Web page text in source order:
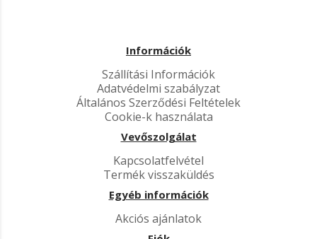
Információk
Szállítási Információk
Adatvédelmi szabályzat
Általános Szerződési Feltételek
Cookie-k használata
Vevőszolgálat
Kapcsolatfelvétel
Termék visszaküldés
Egyéb információk
Akciós ajánlatok